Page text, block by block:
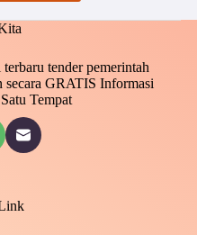
tender pemerintah
secara GRATIS Informasi
Tempat